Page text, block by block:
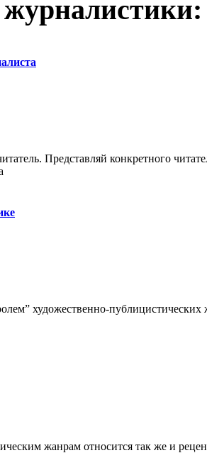
Представляй конкретного
художественно-публицистических
жанрам относится так же и